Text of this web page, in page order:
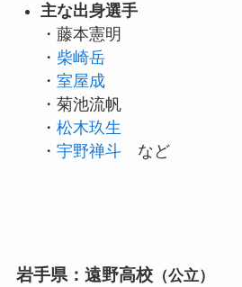
主な出身選手
・藤本憲明
・ 柴崎岳
・ 室屋成
・菊池流帆
・ 松木玖生
・ 宇野禅斗など
岩手県：遠野高校（公立）